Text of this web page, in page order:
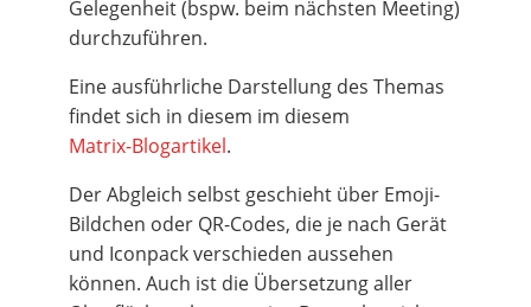
Gelegenheit (bspw. beim nächsten Meeting)
durchzuführen.
Eine ausführliche Darstellung des Themas
findet sich in diesem im diesem
Matrix-Blogartikel.
Der Abgleich selbst geschieht über Emoji-
Bildchen oder QR-Codes, die je nach Gerät
und Iconpack verschieden aussehen
können. Auch ist die Übersetzung aller